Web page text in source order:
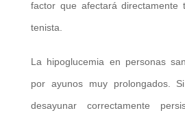
factor que afectará directamente
tenista.
La hipoglucemia en personas
por ayunos muy prolongados.
desayunar correctamente